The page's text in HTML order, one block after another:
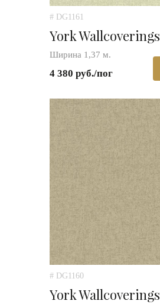
# DG1161
York Wallcoverings
Ширина 1,37 м.
4 380 руб./пог
# DG1160
York Wallcoverings